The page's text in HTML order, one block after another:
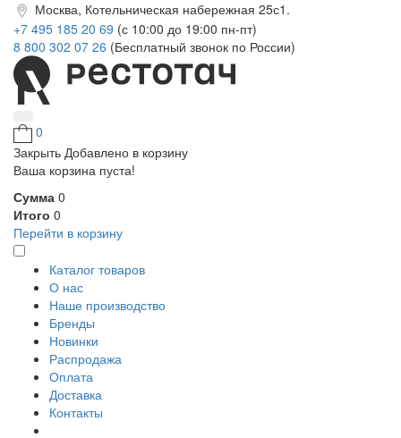
Москва, Котельническая набережная 25с1.
+7 495 185 20 69 (с 10:00 до 19:00 пн-пт)
8 800 302 07 26 (Бесплатный звонок по России)
0
Закрыть Добавлено в корзину
Ваша корзина пуста!
Сумма 0
Итого 0
Перейти в корзину
Каталог товаров
О нас
Наше производство
Бренды
Новинки
Распродажа
Оплата
Доставка
Контакты